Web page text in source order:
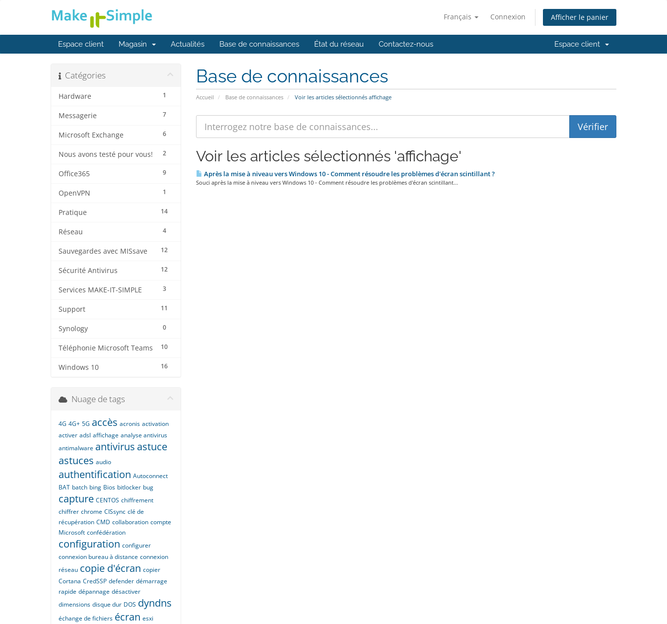
Français Connexion Afficher le panier
Espace client Magasin Actualités Base de connaissances État du réseau Contactez-nous Espace client
Base de connaissances
Accueil Base de connaissances Voir les articles sélectionnés affichage
Catégories
1
Hardware
7
Messagerie
6
Microsoft Exchange
2
Nous avons testé pour vous!
9
Office365
1
OpenVPN
14
Pratique
4
Réseau
12
Sauvegardes avec MISsave
12
Sécurité Antivirus
3
Services MAKE-IT-SIMPLE
11
Support
0
Synology
10
Téléphonie Microsoft Teams
16
Windows 10
Voir les articles sélectionnés 'affichage'
Après la mise à niveau vers Windows 10 - Comment résoudre les problèmes d'écran scintillant ?
Souci après la mise à niveau vers Windows 10 - Comment résoudre les problèmes d'écran scintillant...
Nuage de tags
4G 4G+ 5G accès acronis activation
activer adsl affichage analyse antivirus
antimalware antivirus astuce
astuces audio
authentification Autoconnect
BAT batch bing Bios bitlocker bug
capture CENTOS chiffrement
chiffrer chrome CISsync clé de
récupération CMD collaboration compte
Microsoft confédération
configuration configurer
connexion bureau à distance connexion
réseau copie d'écran copier
Cortana CredSSP defender démarrage
rapide dépannage désactiver
dimensions disque dur DOS dyndns
échange de fichiers écran esxi